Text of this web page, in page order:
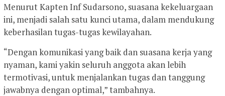
Menurut Kapten Inf Sudarsono, suasana kekeluargaan
ini, menjadi salah satu kunci utama, dalam mendukung
keberhasilan tugas-tugas kewilayahan.
“Dengan komunikasi yang baik dan suasana kerja yang
nyaman, kami yakin seluruh anggota akan lebih
termotivasi, untuk menjalankan tugas dan tanggung
jawabnya dengan optimal,” tambahnya.